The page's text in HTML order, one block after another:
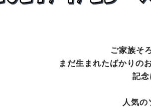
ご家族そ
まだ生まれたばかりの
記
人気